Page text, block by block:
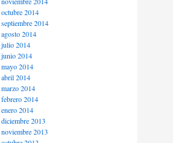
octubre 2014
septiembre 2014
agosto 2014
julio 2014
junio 2014
mayo 2014
abril 2014
marzo 2014
febrero 2014
enero 2014
diciembre 2013
noviembre 2013